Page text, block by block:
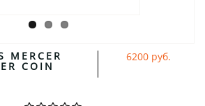
MERCER
COIN
6200 руб.